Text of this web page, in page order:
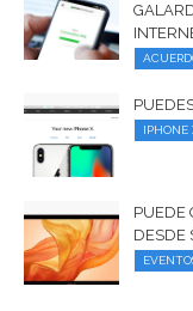
IPHONE
PUEDE
DESDE